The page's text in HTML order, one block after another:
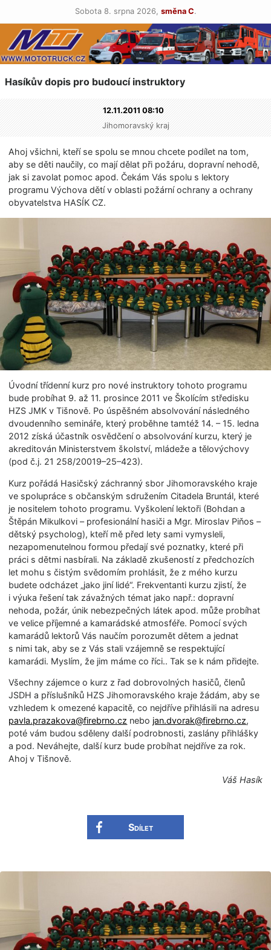
Sobota 8. srpna 2026, směna C.
Hasíkův dopis pro budoucí instruktory
12.11.2011 08:10
Jihomoravský kraj
Ahoj všichni, kteří se spolu se mnou chcete podílet na tom,
aby se děti naučily, co mají dělat při požáru, dopravní nehodě,
jak si zavolat pomoc apod. Čekám Vás spolu s lektory
programu Výchova dětí v oblasti požární ochrany a ochrany
obyvatelstva HASÍK CZ.
Úvodní třídenní kurz pro nové instruktory tohoto programu
bude probíhat 9. až 11. prosince 2011 ve Školícím středisku
HZS JMK v Tišnově. Po úspěšném absolvování následného
dvoudenního semináře, který proběhne tamtéž 14. – 15. ledna
2012 získá účastník osvědčení o absolvování kurzu, který je
akreditován Ministerstvem školství, mládeže a tělovýchovy
(pod č.j. 21 258/20019–25–423).
Kurz pořádá Hasičský záchranný sbor Jihomoravského kraje
ve spolupráce s občanským sdružením Citadela Bruntál, které
je nositelem tohoto programu. Vyškolení lektoři (Bohdan a
Štěpán Mikulkovi – profesionální hasiči a Mgr. Miroslav Piňos –
dětský psycholog), kteří mě před lety sami vymysleli,
nezapomenutelnou formou předají své poznatky, které při
práci s dětmi nasbírali. Na základě zkušeností z předchozích
let mohu s čistým svědomím prohlásit, že z mého kurzu
budete odcházet „jako jiní lidé“. Frekventanti kurzu zjistí, že
i výuka řešení tak závažných témat jako např.: dopravní
nehoda, požár, únik nebezpečných látek apod. může probíhat
ve velice příjemné a kamarádské atmosféře. Pomocí svých
kamarádů lektorů Vás naučím porozumět dětem a jednat
s nimi tak, aby se z Vás stali vzájemně se respektující
kamarádi. Myslím, že jim máme co říci.. Tak se k nám přidejte.
Všechny zájemce o kurz z řad dobrovolných hasičů, členů
JSDH a příslušníků HZS Jihomoravského kraje žádám, aby se
vzhledem k omezené kapacitě, co nejdříve přihlásili na adresu
pavla.prazakova@firebrno.cz nebo jan.dvorak@firebrno.cz,
poté vám budou sděleny další podrobnosti, zaslány přihlášky
a pod. Neváhejte, další kurz bude probíhat nejdříve za rok.
Ahoj v Tišnově.
Váš Hasík
Sdílet